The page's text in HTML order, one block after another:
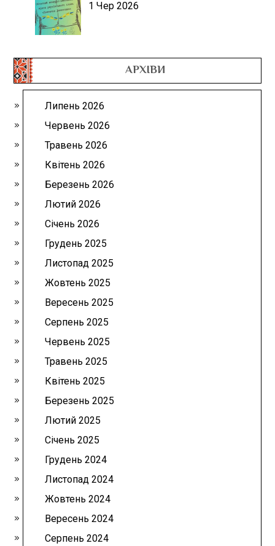
1 Чер 2026
АРХІВИ
Липень 2026
Червень 2026
Травень 2026
Квітень 2026
Березень 2026
Лютий 2026
Січень 2026
Грудень 2025
Листопад 2025
Жовтень 2025
Вересень 2025
Серпень 2025
Червень 2025
Травень 2025
Квітень 2025
Березень 2025
Лютий 2025
Січень 2025
Грудень 2024
Листопад 2024
Жовтень 2024
Вересень 2024
Серпень 2024